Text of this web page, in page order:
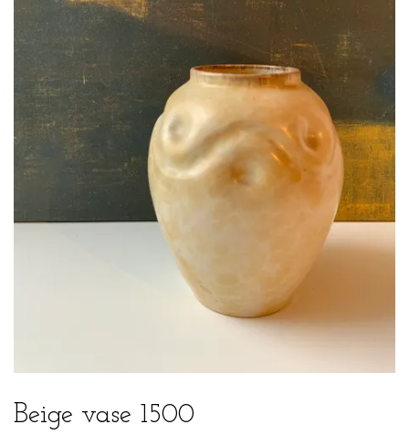
Beige vase 1500